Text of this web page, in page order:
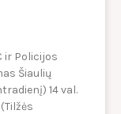
ir Policijos
Šiaulių
14 val.